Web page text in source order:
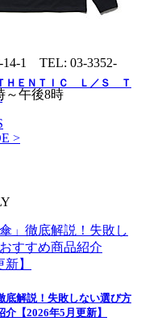
ＨＥＮＴＩＣ Ｌ／Ｓ Ｔ
14-1 TEL: 03-3352-
～午後8時
>
底解説！失敗しない選び方
【2026年5月更新】